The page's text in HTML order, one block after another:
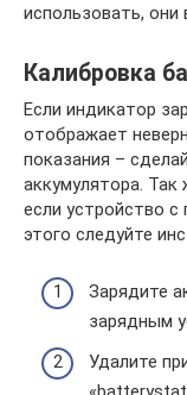
использовать, они
Калибровка
Если индикатор
отображает
показания –
аккумулятора. Так
если устройство с
этого следуйте
Зарядите
зарядным
Удалите